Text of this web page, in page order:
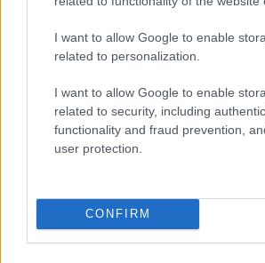
I want to allow Google to enable
related to personalization.
I want to allow Google to enable
related to security, including
functionality and fraud prevention,
user protection.
CONFIRM
Kartupeļu
par tevi liecina tavs